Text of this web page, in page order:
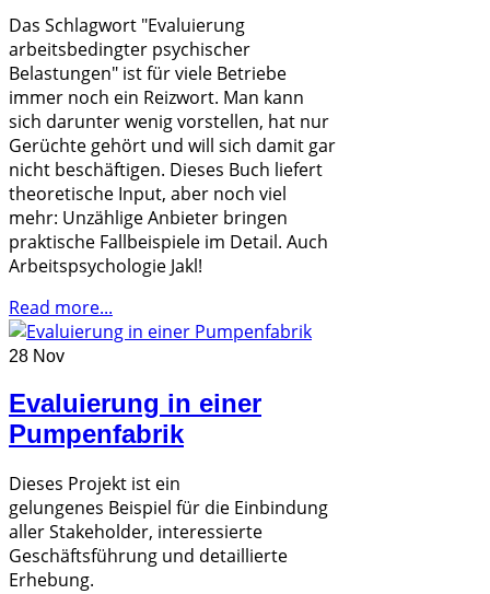
Das Schlagwort "Evaluierung
arbeitsbedingter psychischer
Belastungen" ist für viele Betriebe
immer noch ein Reizwort. Man kann
sich darunter wenig vorstellen, hat nur
Gerüchte gehört und will sich damit gar
nicht beschäftigen. Dieses Buch liefert
theoretische Input, aber noch viel
mehr: Unzählige Anbieter bringen
praktische Fallbeispiele im Detail. Auch
Arbeitspsychologie Jakl!
Read more...
28 Nov
Evaluierung in einer
Pumpenfabrik
Dieses Projekt ist ein
gelungenes Beispiel für die Einbindung
aller Stakeholder, interessierte
Geschäftsführung und detaillierte
Erhebung.